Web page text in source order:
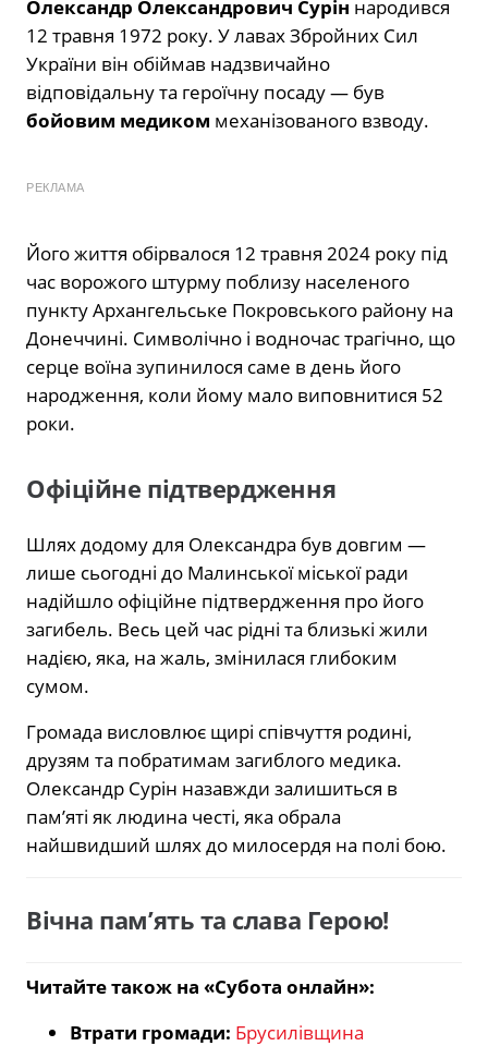
Олександр Олександрович Сурін народився
12 травня 1972 року. У лавах Збройних Сил
України він обіймав надзвичайно
відповідальну та героїчну посаду — був
бойовим медиком механізованого взводу.
РЕКЛАМА
Його життя обірвалося 12 травня 2024 року під
час ворожого штурму поблизу населеного
пункту Архангельське Покровського району на
Донеччині. Символічно і водночас трагічно, що
серце воїна зупинилося саме в день його
народження, коли йому мало виповнитися 52
роки.
Офіційне підтвердження
Шлях додому для Олександра був довгим —
лише сьогодні до Малинської міської ради
надійшло офіційне підтвердження про його
загибель. Весь цей час рідні та близькі жили
надією, яка, на жаль, змінилася глибоким
сумом.
Громада висловлює щирі співчуття родині,
друзям та побратимам загиблого медика.
Олександр Сурін назавжди залишиться в
пам’яті як людина честі, яка обрала
найшвидший шлях до милосердя на полі бою.
Вічна пам’ять та слава Герою!
Читайте також на «Субота онлайн»:
Втрати громади: Брусилівщина